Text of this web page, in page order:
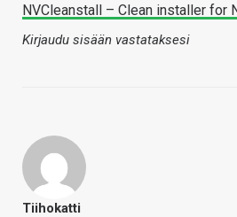
NVCleanstall – Clean installer for
Kirjaudu sisään vastataksesi
Tiihokatti